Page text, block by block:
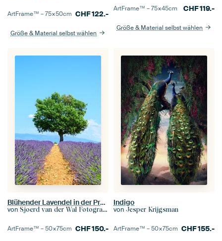
ArtFrame™ –75×50cm CHF122.-
Größe & Material selbst wählen
ArtFrame™ –75×45cm CHF119.-
Größe & Material selbst wählen
Blühender Lavendel in der Provence an einem Sommertag
von Sjoerd van der Wal Fotografie
ArtFrame™ –50×75cm CHF150.-
Indigo
von Jesper Krijgsman
ArtFrame™ –50×75cm CHF155.-